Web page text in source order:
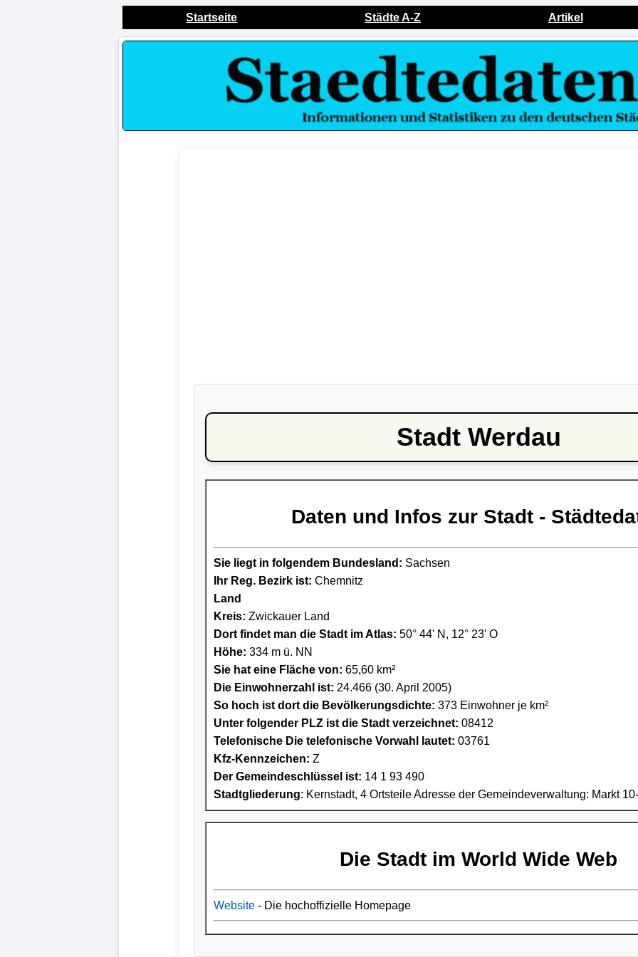
Startseite Städte A-Z Artikel
Stadt Werdau
Daten und Infos zur Stadt -
Sie liegt in folgendem Bundesland: Sachsen
Ihr Reg. Bezirk ist: Chemnitz
Land
Kreis: Zwickauer Land
Dort findet man die Stadt im Atlas: 50° 44' N, 12° 23' O
Höhe: 334 m ü. NN
Sie hat eine Fläche von: 65,60 km²
Die Einwohnerzahl ist: 24.466 (30. April 2005)
So hoch ist dort die Bevölkerungsdichte: 373 Einwohner je km²
Unter folgender PLZ ist die Stadt verzeichnet: 08412
Telefonische Die telefonische Vorwahl lautet: 03761
Kfz-Kennzeichen: Z
Der Gemeindeschlüssel ist: 14 1 93 490
Stadtgliederung: Kernstadt, 4 Ortsteile Adresse der Gemeindeverwaltung: Markt
Die Stadt im World Wide Web
Website - Die hochoffizielle Homepage